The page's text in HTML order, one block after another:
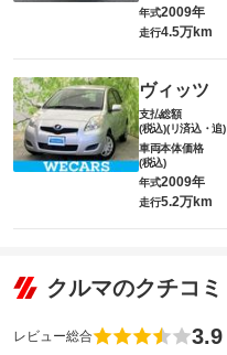
年式2009年
走行4.5万km
ヴィッツ
支払総額
(税込)(リ済込・追)
車両本体価格
(税込)
年式2009年
走行5.2万km
クルマのクチコミ
レビュー総合 3.9